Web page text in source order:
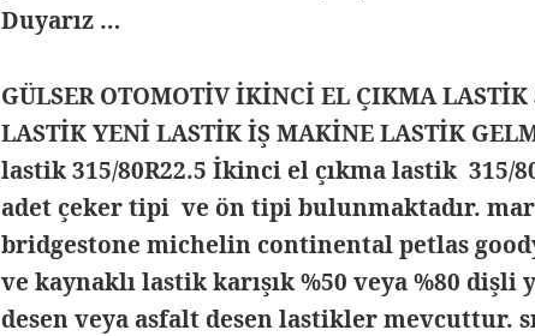
Duyarız …
GÜLSER OTOMOTİV İKİNCİ EL ÇIKMA
LASTİK YENİ LASTİK İŞ MAKİNE LASTİK
lastik 315/80R22.5 İkinci el çıkma lastik 315/
adet çeker tipi ve ön tipi bulunmaktadır.
bridgestone michelin continental petlas
ve kaynaklı lastik karışık %50 veya %80
desen veya asfalt desen lastikler mevcuttur.